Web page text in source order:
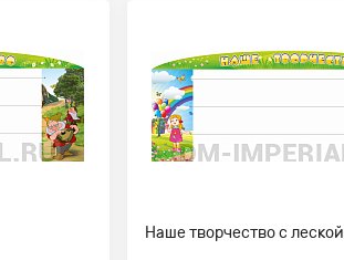
Наше творчество с леской